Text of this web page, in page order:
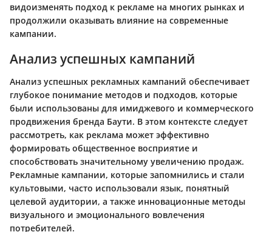
видоизменять подход к рекламе на многих рынках и
продолжили оказывать влияние на современные
кампании.
Анализ успешных кампаний
Анализ успешных рекламных кампаний обеспечивает
глубокое понимание методов и подходов, которые
были использованы для имиджевого и коммерческого
продвижения бренда Баути. В этом контексте следует
рассмотреть, как реклама может эффективно
формировать общественное восприятие и
способствовать значительному увеличению продаж.
Рекламные кампании, которые запомнились и стали
культовыми, часто использовали язык, понятный
целевой аудитории, а также инновационные методы
визуального и эмоционального вовлечения
потребителей.